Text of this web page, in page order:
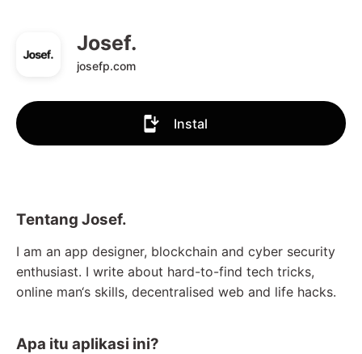
Josef.
josefp.com
Instal
Tentang Josef.
I am an app designer, blockchain and cyber security
enthusiast. I write about hard-to-find tech tricks,
online man‘s skills, decentralised web and life hacks.
Apa itu aplikasi ini?